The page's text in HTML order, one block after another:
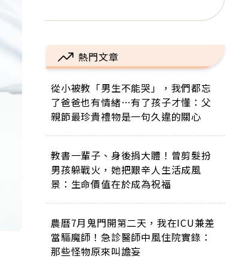
熱門文章
從小被教「男生不能哭」，我們都忘
了爸爸也有情緒…有了孩子才懂：父
親節最珍貴禮物是一句久違的關心
教書一輩子、身後捐大體！曾剪髮扮
男孩躲戰火，她把艱辛人生活成風
景：生命價值在於成為祝福
農曆7月鬼門開第二天，我在ICU兼差
當驅魔師！急診醫師中風住院實錄：
那些怪物原來叫譫妄